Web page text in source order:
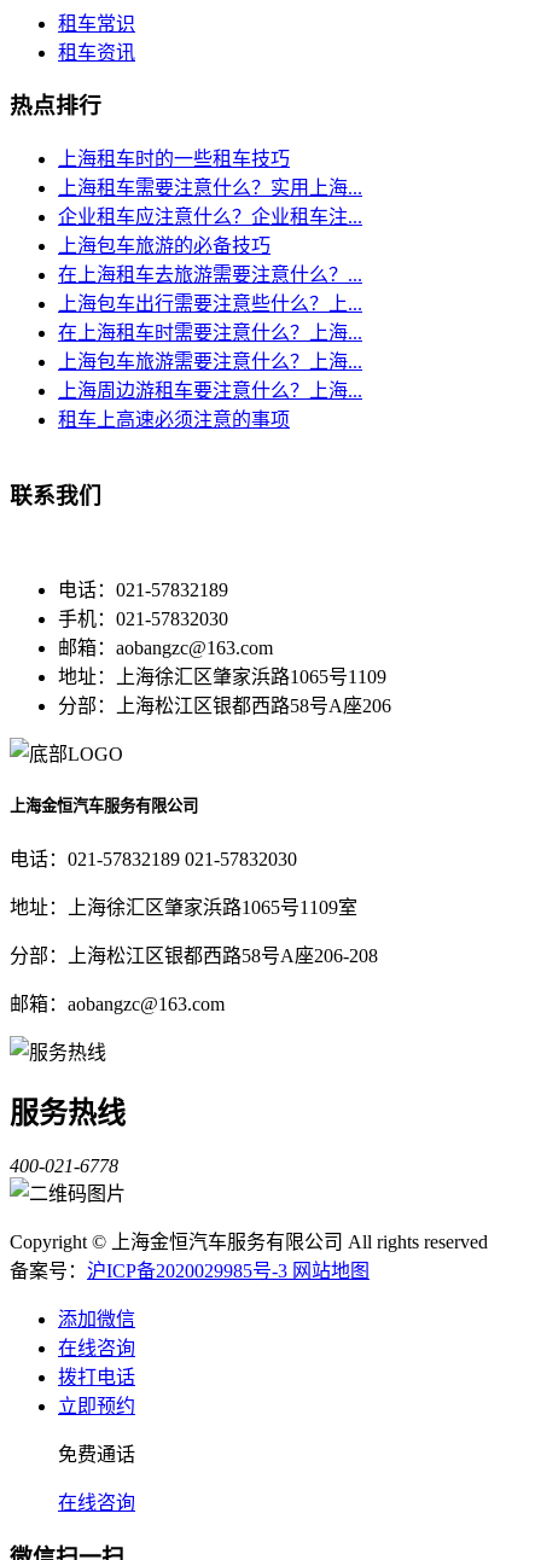
租车常识
租车资讯
热点排行
上海租车时的一些租车技巧
上海租车需要注意什么？实用上海...
企业租车应注意什么？企业租车注...
上海包车旅游的必备技巧
在上海租车去旅游需要注意什么？...
上海包车出行需要注意些什么？上...
在上海租车时需要注意什么？上海...
上海包车旅游需要注意什么？上海...
上海周边游租车要注意什么？上海...
租车上高速必须注意的事项
联系我们
电话：021-57832189
手机：021-57832030
邮箱：aobangzc@163.com
地址：上海徐汇区肇家浜路1065号1109
分部：上海松江区银都西路58号A座206
上海金恒汽车服务有限公司
电话：021-57832189 021-57832030
地址：上海徐汇区肇家浜路1065号1109室
分部：上海松江区银都西路58号A座206-208
邮箱：aobangzc@163.com
服务热线
400-021-6778
Copyright © 上海金恒汽车服务有限公司 All rights reserved
备案号： 沪ICP备2020029985号-3 网站地图
添加微信
在线咨询
拨打电话
立即预约
免费通话
在线咨询